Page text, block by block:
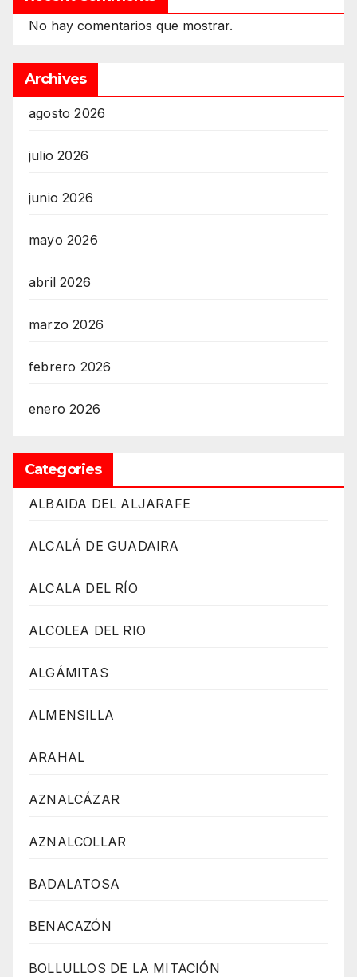
No hay comentarios que mostrar.
Archives
agosto 2026
julio 2026
junio 2026
mayo 2026
abril 2026
marzo 2026
febrero 2026
enero 2026
Categories
ALBAIDA DEL ALJARAFE
ALCALÁ DE GUADAIRA
ALCALA DEL RÍO
ALCOLEA DEL RIO
ALGÁMITAS
ALMENSILLA
ARAHAL
AZNALCÁZAR
AZNALCOLLAR
BADALATOSA
BENACAZÓN
BOLLULLOS DE LA MITACIÓN